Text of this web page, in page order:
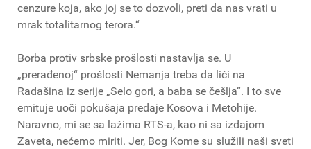
cenzure koja, ako joj se to dozvoli, preti da nas vrati u
mrak totalitarnog terora.“
Borba protiv srbske prošlosti nastavlja se. U
„prerađenoj“ prošlosti Nemanja treba da liči na
Radašina iz serije „Selo gori, a baba se češlja“. I to sve
emituje uoči pokušaja predaje Kosova i Metohije.
Naravno, mi se sa lažima RTS-a, kao ni sa izdajom
Zaveta, nećemo miriti. Jer, Bog Kome su služili naši sveti